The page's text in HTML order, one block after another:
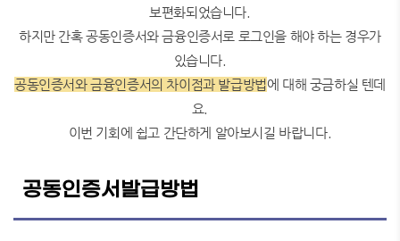
보편화되었습니다.
하지만 간혹 공동인증서와 금융인증서로 로그인을 해야 하는 경우가
있습니다.
공동인증서와 금융인증서의 차이점과 발급방법에 대해 궁금하실 텐데
요.
이번 기회에 쉽고 간단하게 알아보시길 바랍니다.
공동인증서발급방법